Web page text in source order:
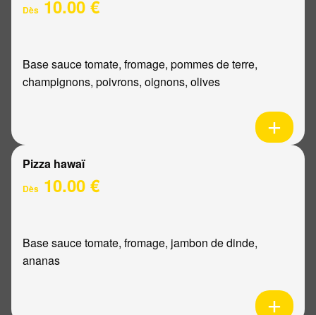
Dès 10.00 €
Base sauce tomate, fromage, pommes de terre,
champignons, poivrons, oignons, olives
Pizza hawaï
Dès 10.00 €
Base sauce tomate, fromage, jambon de dinde,
ananas